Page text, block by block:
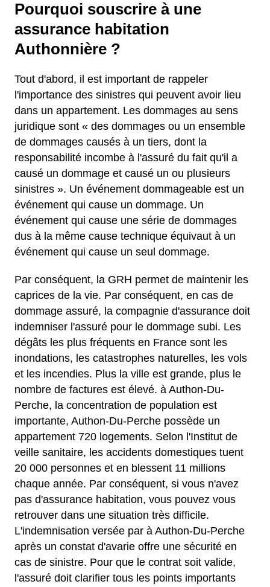
Pourquoi souscrire à une
assurance habitation
Authonnière ?
Tout d'abord, il est important de rappeler
l'importance des sinistres qui peuvent avoir lieu
dans un appartement. Les dommages au sens
juridique sont « des dommages ou un ensemble
de dommages causés à un tiers, dont la
responsabilité incombe à l'assuré du fait qu'il a
causé un dommage et causé un ou plusieurs
sinistres ». Un événement dommageable est un
événement qui cause un dommage. Un
événement qui cause une série de dommages
dus à la même cause technique équivaut à un
événement qui cause un seul dommage.
Par conséquent, la GRH permet de maintenir les
caprices de la vie. Par conséquent, en cas de
dommage assuré, la compagnie d'assurance doit
indemniser l'assuré pour le dommage subi. Les
dégâts les plus fréquents en France sont les
inondations, les catastrophes naturelles, les vols
et les incendies. Plus la ville est grande, plus le
nombre de factures est élevé. à Authon-Du-
Perche, la concentration de population est
importante, Authon-Du-Perche possède un
appartement 720 logements. Selon l'Institut de
veille sanitaire, les accidents domestiques tuent
20 000 personnes et en blessent 11 millions
chaque année. Par conséquent, si vous n'avez
pas d'assurance habitation, vous pouvez vous
retrouver dans une situation très difficile.
L'indemnisation versée par à Authon-Du-Perche
après un constat d'avarie offre une sécurité en
cas de sinistre. Pour que le contrat soit valide,
l'assuré doit clarifier tous les points importants